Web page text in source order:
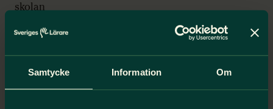
Samtycke Information Om
skolan
Åsa Olsson, Grundskola, Sörböleskolan
Sarah Stenlinden, Grundskola, Norrhammarskolan